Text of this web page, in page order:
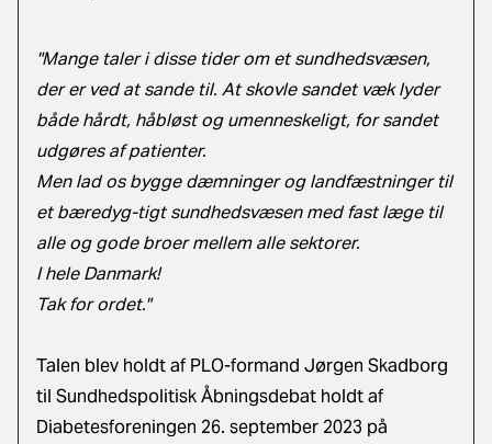
"Mange taler i disse tider om et sundhedsvæsen,
der er ved at sande til. At skovle sandet væk lyder
både hårdt, håbløst og umenneskeligt, for sandet
udgøres af patienter.
Men lad os bygge dæmninger og landfæstninger til
et bæredyg-tigt sundhedsvæsen med fast læge til
alle og gode broer mellem alle sektorer.
I hele Danmark!
Tak for ordet."
Talen blev holdt af PLO-formand Jørgen Skadborg
til Sundhedspolitisk Åbningsdebat holdt af
Diabetesforeningen 26. september 2023 på